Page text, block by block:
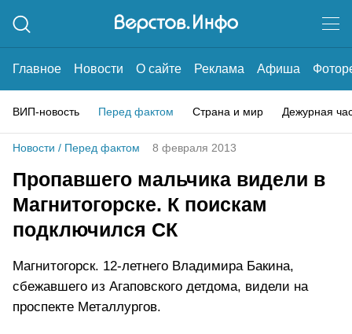
Главное Новости О сайте Реклама Афиша
ВИП-новость Перед фактом Страна и мир Дежурная
Новости / Перед фактом 8 февраля 2013
Пропавшего мальчика видели в
Магнитогорске. К поискам
подключился СК
Магнитогорск. 12-летнего Владимира Бакина,
сбежавшего из Агаповского детдома, видели на
проспекте Металлургов.